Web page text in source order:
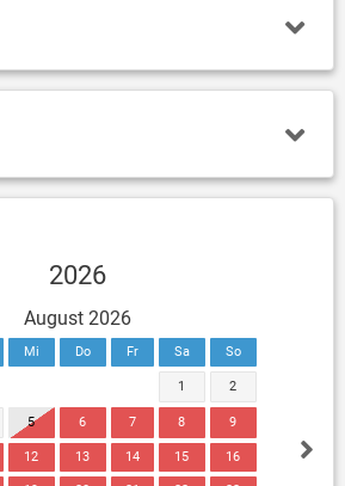
2026
August 2026
Mi Do Fr Sa So
1 2
5 6 7 8 9
12 13 14 15 16